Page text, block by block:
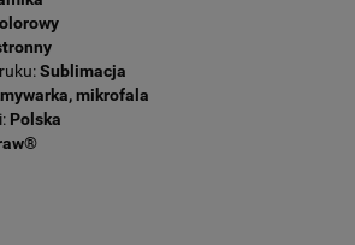
Sublimacja
mikrofala
Polska